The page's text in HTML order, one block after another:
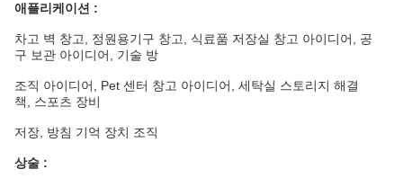
애플리케이션 :
차고 벽 창고, 정원용기구 창고, 식료품 저장실 창고 아이디어, 공
구 보관 아이디어, 기술 방
조직 아이디어, Pet 센터 창고 아이디어, 세탁실 스토리지 해결
책, 스포츠 장비
저장, 방침 기억 장치 조직
상술 :